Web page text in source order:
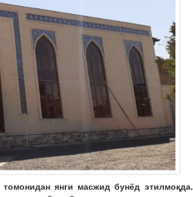
янги масжид бунёд этилмоқда.